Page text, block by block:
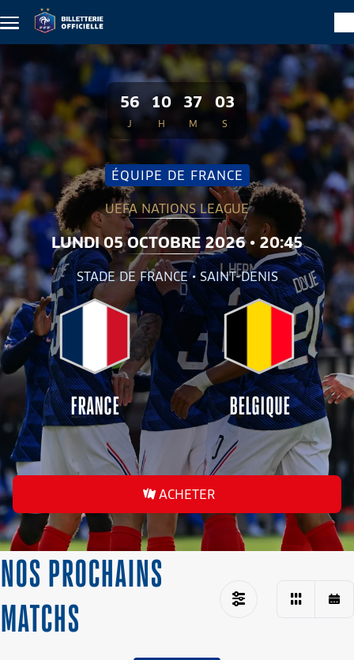
Aller au contenu principal
ÉQUIPE DE FRANCE
56 10 37 02
J H M S
UEFA NATIONS LEAGUE
LUNDI 05 OCTOBRE 2026 • 20:45
STADE DE FRANCE • SAINT-DENIS
FRANCE BELGIQUE
ACHETER
NOS PROCHAINS
MATCHS